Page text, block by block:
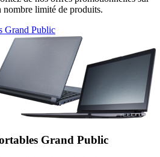
nombre limité de produits.
Grand Public
Grand Public